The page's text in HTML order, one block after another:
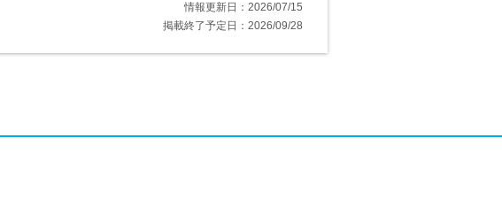
情報更新日：2026/07/15
掲載終了予定日：2026/09/28